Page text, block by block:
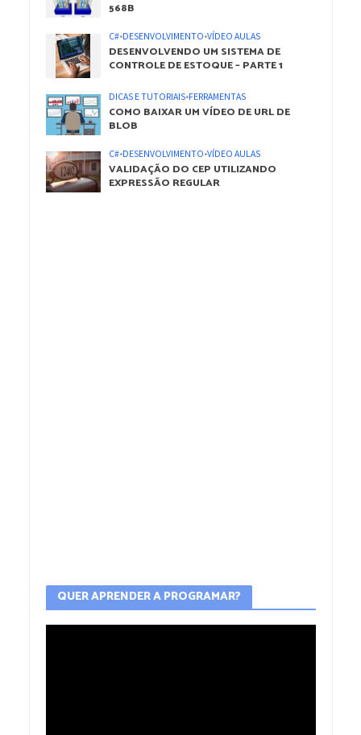
568B
C#•DESENVOLVIMENTO•VÍDEO AULAS
DESENVOLVENDO UM SISTEMA DE
CONTROLE DE ESTOQUE – PARTE 1
DICAS E TUTORIAIS•FERRAMENTAS
COMO BAIXAR UM VÍDEO DE URL DE
BLOB
C#•DESENVOLVIMENTO•VÍDEO AULAS
VALIDAÇÃO DO CEP UTILIZANDO
EXPRESSÃO REGULAR
QUER APRENDER A PROGRAMAR?